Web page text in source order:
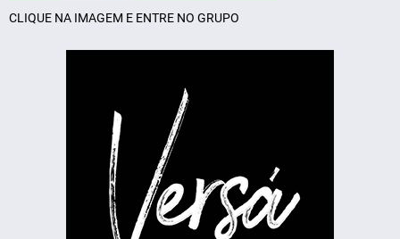
CLIQUE NA IMAGEM E ENTRE NO GRUPO